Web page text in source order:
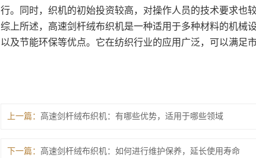
行。同时，织机的初始投资较高，对操作人员的技术要求也
综上所述，高速剑杆绒布织机是一种适用于多种材料的机械
以及节能环保等优点。它在纺织行业的应用广泛，可以满足
上一篇： 高速剑杆绒布织机：有哪些优势，适用于哪些领域
下一篇： 高速剑杆绒布织机：如何进行维护保养，延长使用寿命